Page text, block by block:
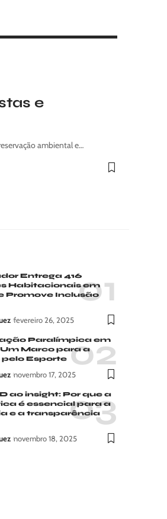
e
ambiental e…
Entrega 416
Habitacionais em
Promove Inclusão
fevereiro 26, 2025
Paralímpica em
Marco para a
pelo Esporte
novembro 17, 2025
ao insight: Por que a
é essencial para a
e a transparência
novembro 18, 2025